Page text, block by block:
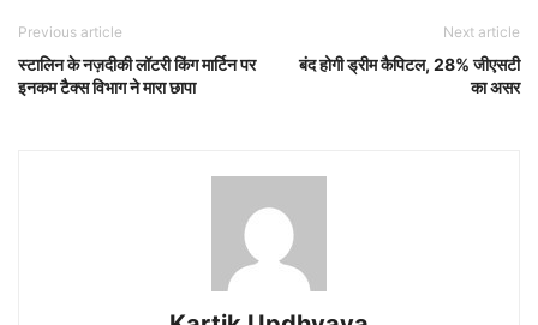
Previous article
स्टालिन के नज़दीकी लॉटरी किंग मार्टिन पर
इनकम टैक्स विभाग ने मारा छापा
Next article
बंद होगी ड्रीम कैपिटल, 28% जीएसटी
का असर